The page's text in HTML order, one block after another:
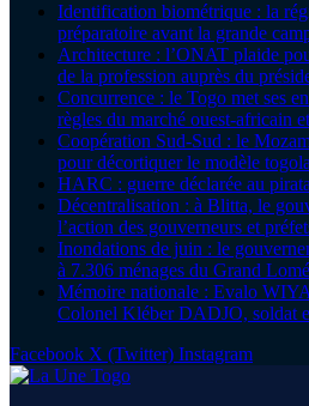
Identification biométrique : la
préparatoire avant la grande
Architecture : l’ONAT plaide
de la profession auprès du
Concurrence : le Togo met ses
règles du marché ouest-africain
Coopération Sud-Sud : le
pour décortiquer le modèle
HARC : guerre déclarée au
Décentralisation : à Blitta, le
l’action des gouverneurs et
Inondations de juin : le
à 7.306 ménages du Grand Lomé
Mémoire nationale : Evalo
Colonel Kléber DADJO, soldat
Facebook X (Twitter) Instagram